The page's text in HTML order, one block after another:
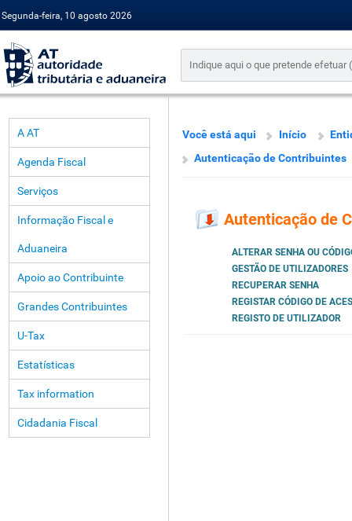
Segunda-feira, 10 agosto 2026
A AT
Agenda Fiscal
Serviços
Informação Fiscal e
Aduaneira
Apoio ao Contribuinte
Grandes Contribuintes
U-Tax
Estatísticas
Tax information
Cidadania Fiscal
Você está aqui Início
Autenticação de Contribuintes
Autenticação de
ALTERAR SENHA OU
GESTÃO DE UTILIZADORES
RECUPERAR SENHA
REGISTAR CÓDIGO DE
REGISTO DE UTILIZADOR